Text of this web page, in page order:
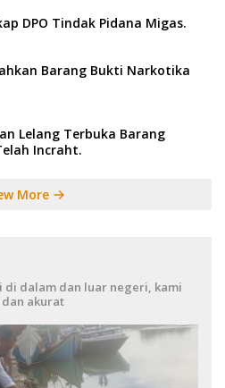
DPO Tindak Pidana Migas.
Barang Bukti Narkotika
Lelang Terbuka Barang
Incraht.
More
dalam dan luar negeri, kami
akurat